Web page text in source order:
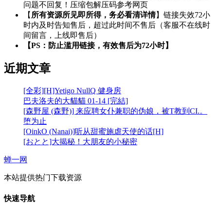
问题不回复！压缩包解压码参考网页
【 所有资源所见即所得，务必看清详情】链接失效72小
时内及时告知售后，超过此时间不售后（客服不在线时
间留言，上线即售后）
【PS：防止滥用链接，有效售后为72小时】
近期文章
[全彩][H]Yetigo NullQ 健身房
巴夫洛夫的大貓貓 01-14 [完結]
[森野屋 (森野)] 来应聘女仆兼职的伪娘，被T教到CI.。
堕为止
[OinkO (Nanai)]听从甜蜜施虐天使的话[H]
[おとと]大揭秘！大朋友的小秘密
蝉一网
本站提供热门下载资源
快速导航